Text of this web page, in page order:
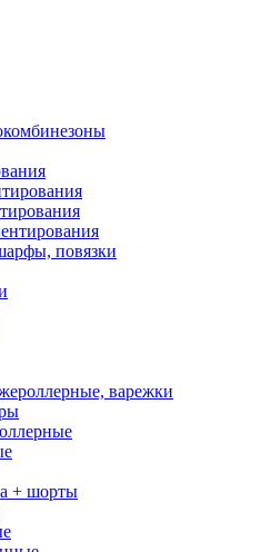
повязки
варежки
+ шорты